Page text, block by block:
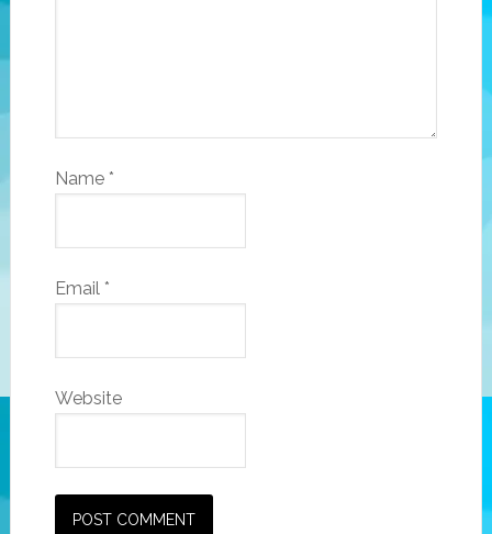
Name *
Email *
Website